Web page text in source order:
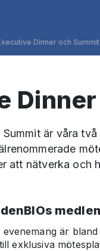
Dinner och Summit
Summit är våra
att nätverka och
evenemang är
exklusiva